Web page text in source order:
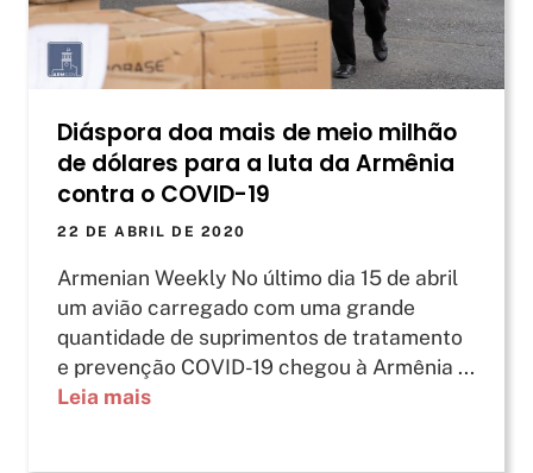
Diáspora doa mais de meio milhão
de dólares para a luta da Armênia
contra o COVID-19
22 DE ABRIL DE 2020
Armenian Weekly No último dia 15 de abril
um avião carregado com uma grande
quantidade de suprimentos de tratamento
e prevenção COVID-19 chegou à Armênia ...
Leia mais